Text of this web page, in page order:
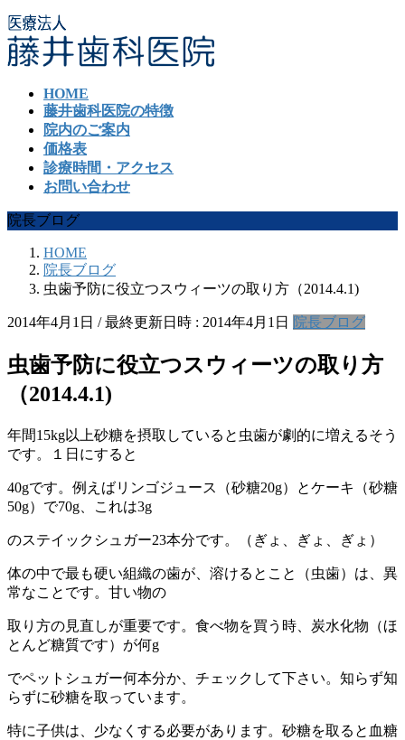
コ
ン
テ
ナ
ビ
ゲ
HOME
藤井歯科医院の特徴
院内のご案内
価格表
診療時間・アクセス
お問い合わせ
院長ブログ
HOME
院長ブログ
虫歯予防に役立つスウィーツの取り方（2014.4.1)
2014年4月1日 / 最終更新日時 : 2014年4月1日 院長ブログ
虫歯予防に役立つスウィーツの取り方
（2014.4.1)
年間15kg以上砂糖を摂取していると虫歯が劇的に増えるそう
です。１日にすると
40gです。例えばリンゴジュース（砂糖20g）とケーキ（砂糖
50g）で70g、これは3g
のステイックシュガー23本分です。（ぎょ、ぎょ、ぎょ）
体の中で最も硬い組織の歯が、溶けるとこと（虫歯）は、異
常なことです。甘い物の
取り方の見直しが重要です。食べ物を買う時、炭水化物（ほ
とんど糖質です）が何g
でペットシュガー何本分か、チェックして下さい。知らず知
らずに砂糖を取っています。
特に子供は、少なくする必要があります。砂糖を取ると血糖